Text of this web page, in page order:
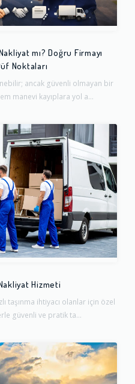
mı? Doğru Firmayı
Noktaları
ancak güvenli olmayan bir
manevi kayıplara yol a...
Hizmeti
taşınma ihtiyacı olanlar için özel
güvenli ve pratik ta...